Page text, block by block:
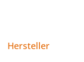
Hersteller